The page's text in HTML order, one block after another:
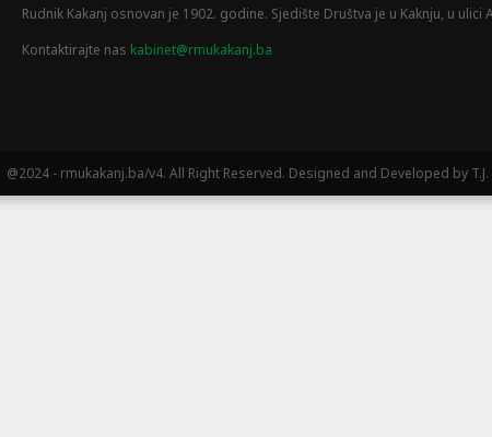
Rudnik Kakanj osnovan je 1902. godine. Sjedište Društva je u Kaknju, u ulici
Kontaktirajte nas kabinet@rmukakanj.ba
@2024 - rmukakanj.ba/v4. All Right Reserved. Designed and Developed by T.J.